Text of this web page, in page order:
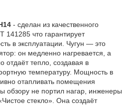
- сделан из качественного
141285 что гарантирует
в эксплуатации. Чугун — это
он медленно нагревается, а
отдаёт тепло, создавая в
температуру. Мощность в
отапливать помещения
обзору не портил нагар, инженеры
стекло». Она создаёт